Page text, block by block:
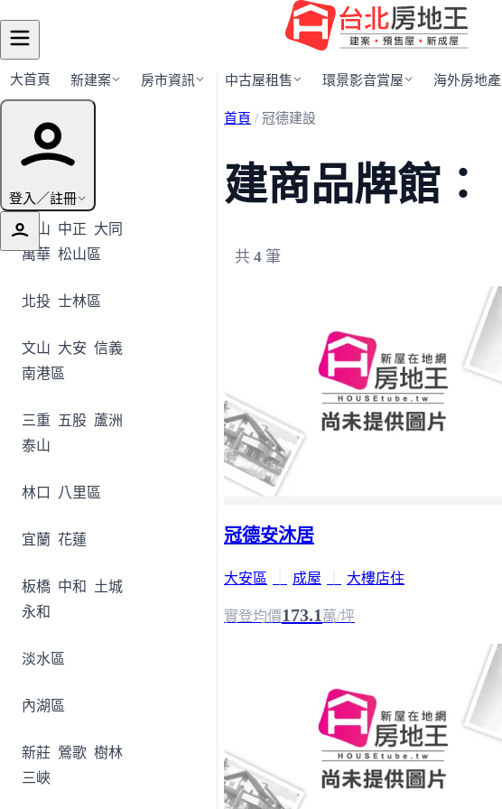
大首頁 新建案 房市資訊 中古屋租售 環景影音賞屋 海外房地產
登入／註冊
行政區導覽
中山 中正 大同
萬華 松山區
北投 士林區
文山 大安 信義
南港區
三重 五股 蘆洲
泰山
林口 八里區
宜蘭 花蓮
板橋 中和
土城
永和
淡水區
內湖區
新莊 鶯歌 樹林
三峽
首頁 / 冠德建設
建商品牌館：
共 4 筆
冠德安沐居
大安區 成屋 大樓店住
實登均價173.1 萬/坪